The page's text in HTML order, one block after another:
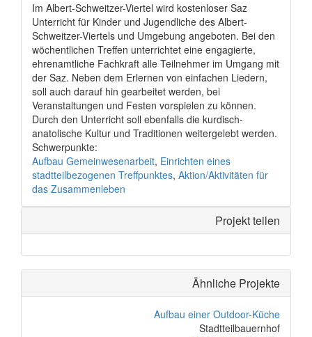
Im Albert-Schweitzer-Viertel wird kostenloser Saz
Unterricht für Kinder und Jugendliche des Albert-
Schweitzer-Viertels und Umgebung angeboten. Bei den
wöchentlichen Treffen unterrichtet eine engagierte,
ehrenamtliche Fachkraft alle Teilnehmer im Umgang mit
der Saz. Neben dem Erlernen von einfachen Liedern,
soll auch darauf hin gearbeitet werden, bei
Veranstaltungen und Festen vorspielen zu können.
Durch den Unterricht soll ebenfalls die kurdisch-
anatolische Kultur und Traditionen weitergelebt werden.
Schwerpunkte:
Aufbau Gemeinwesenarbeit, Einrichten eines
stadtteilbezogenen Treffpunktes, Aktion/Aktivitäten für
das Zusammenleben
Projekt teilen
Ähnliche Projekte
Aufbau einer Outdoor-Küche
Stadtteilbauernhof